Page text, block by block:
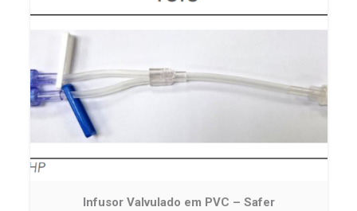
Infusor Valvulado em PVC – Safer